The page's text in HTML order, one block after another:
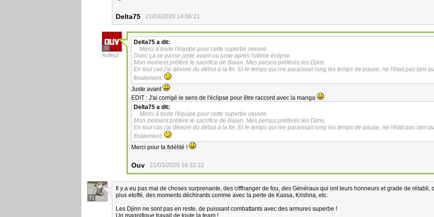
Delta75 21/03/2020 14:06:21
30
Auteur
Delta75 a dit:
Merci à toute l'équipe pour cette superbe oeuvre.
Donc ça se passe juste avant ou juste après l'ultime éclipse.
Mon moment préféré le sacrifice de Baian. Mes persos préférés les Djins.
En tout cas j'ai dévoré du début à la fin. Et le temps qui me paraissait long les temps de pause, ne l'était pas tant
finalement.
Juste avant
EDIT : J'ai corrigé le sens de l'éclipse pour être raccord avec la manga
Delta75 a dit:
Merci à toute l'équipe pour cette superbe oeuvre.
Mon moment préféré le sacrifice de Baian. Mes persos préférés les Djins.
En tout cas j'ai dévoré du début à la fin. Et le temps qui me paraissait long les temps de pause, ne l'était pas tant
finalement.
Merci pour ta fidélité !
Ouv 21/03/2020 16:32:22
31
Il y a eu pas mal de choses surprenante, des ciffhanger de fou, des Généraux qui ont leurs honneurs et grade de rétabli,
plus etoffé, des moments déchirants comme avec la perte de Kassa, Krishna, etc.
Les Djinn ne sont pas en reste, de puissant combattants avec des armures superbe !
Un magnifique travail de toute la team !